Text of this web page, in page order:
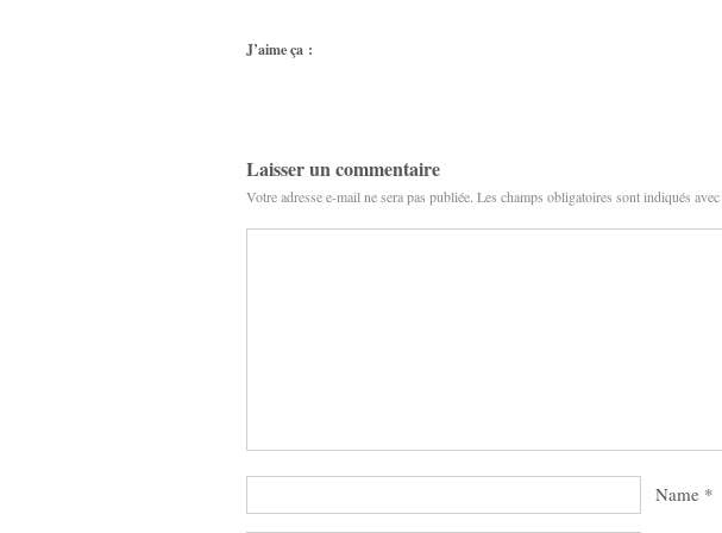
J’aime ça :
Laisser un commentaire
Votre adresse e-mail ne sera pas publiée. Les champs obligatoires sont indiqués avec
Name *